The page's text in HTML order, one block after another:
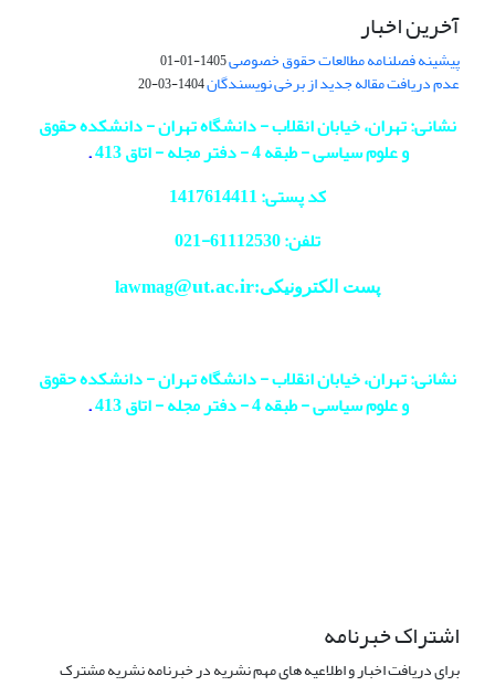
آخرین اخبار
پیشینه فصلنامه مطالعات حقوق خصوصی1405-01-01
عدم دریافت مقاله جدید از برخی نویسندگان1404-03-20
نشانی: تهران، خیابان انقلاب - دانشگاه تهران - دانشکده حقوق
و علوم سیاسی - طبقه 4 - دفتر مجله - اتاق 413
.
کد پستی: 1417614411
تلفن: 61112530-
021
پست الکترونیکی:lawmag@ut.ac.ir
نشانی: تهران، خیابان انقلاب - دانشگاه تهران - دانشکده حقوق
و علوم سیاسی - طبقه 4 - دفتر مجله - اتاق 413
.
اشتراک خبرنامه
برای دریافت اخبار و اطلاعیه های مهم نشریه در خبرنامه نشریه مشترک